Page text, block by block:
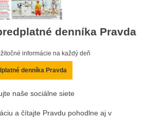
denníka Pravda
informácie na každý deň
denníka Pravda
naše sociálne siete
a čítajte Pravdu pohodlne aj v